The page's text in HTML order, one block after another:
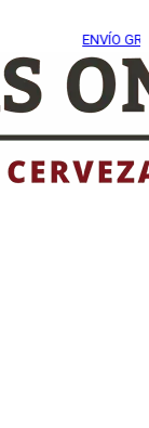
ENVÍO GRATUITO EN